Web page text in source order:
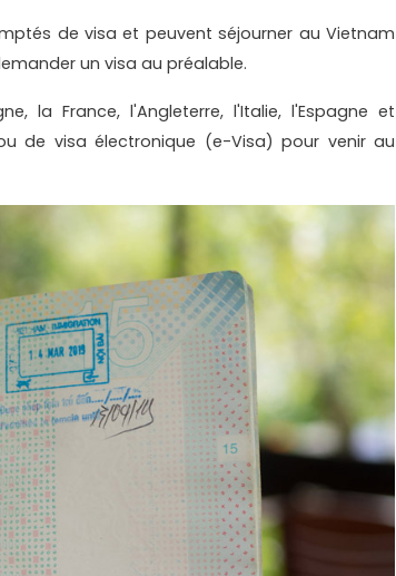
de visa et peuvent séjourner au Vietnam
un visa au préalable.
la France, l'Angleterre, l'Italie, l'Espagne et
de visa électronique (e-Visa) pour venir au